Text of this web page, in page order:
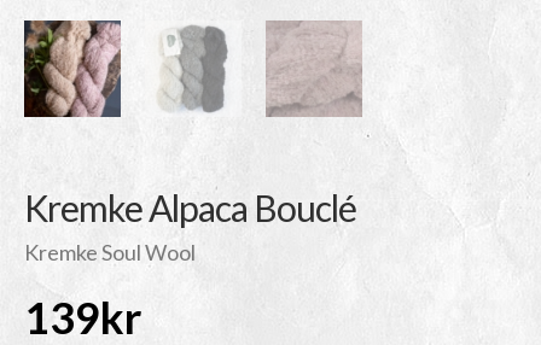
Kremke Alpaca Bouclé
Kremke Soul Wool
139kr